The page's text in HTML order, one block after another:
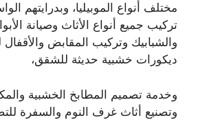
مختلف أنواع الموبيليا، وبدرايتهم
تركيب جميع أنواع الأثاث وصيانة
والشبابيك وتركيب المقابض والأقفال
ديكورات خشبية حديثة للشقق،
وخدمة تصميم المطابخ الخشبية
وتصنيع أثاث غرف النوم والسفرة